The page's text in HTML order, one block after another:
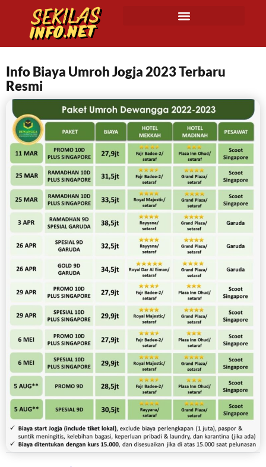
Info Biaya Umroh Jogja 2023 Terbaru
Resmi